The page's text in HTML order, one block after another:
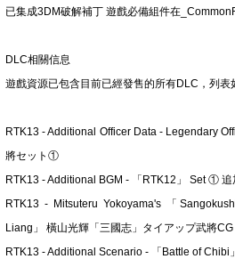
已集成3DM破解補丁 遊戲必備組件在
DLC相關信息
遊戲資源已包含目前已經發售的所有DLC，列表
RTK13 - Additional Officer Data - Legendary
將セット①
RTK13 - Additional BGM - 「RTK12」 Set ①
RTK13 - Mitsuteru Yokoyama's 「
Liang」 橫山光輝「三國志」タイアップ武將CG
RTK13 - Additional Scenario - 「Battle of Chibi